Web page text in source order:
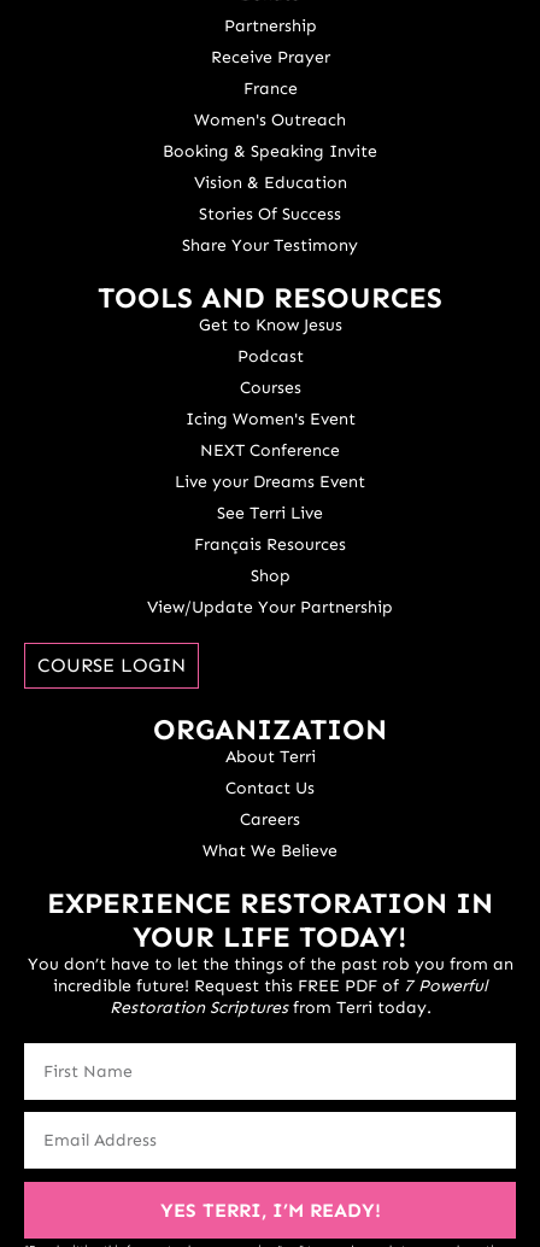
Partnership
Receive Prayer
France
Women's Outreach
Booking & Speaking Invite
Vision & Education
Stories Of Success
Share Your Testimony
TOOLS AND RESOURCES
Get to Know Jesus
Podcast
Courses
Icing Women's Event
NEXT Conference
Live your Dreams Event
See Terri Live
Français Resources
Shop
View/Update Your Partnership
COURSE LOGIN
ORGANIZATION
About Terri
Contact Us
Careers
What We Believe
EXPERIENCE RESTORATION IN
YOUR LIFE TODAY!
You don’t have to let the things of the past rob you from an
incredible future! Request this FREE PDF of 7 Powerful
Restoration Scripturesfrom Terri today.
YES TERRI, I’M READY!